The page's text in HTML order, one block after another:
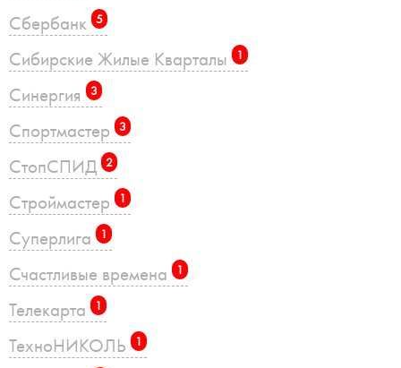
Сбербанк 5
Сибирские Жилые Кварталы 1
Синергия 3
Спортмастер 3
СтопСПИД 2
Строймастер 1
Суперлига 1
Счастливые времена 1
Телекарта 1
ТехноНИКОЛЬ 1